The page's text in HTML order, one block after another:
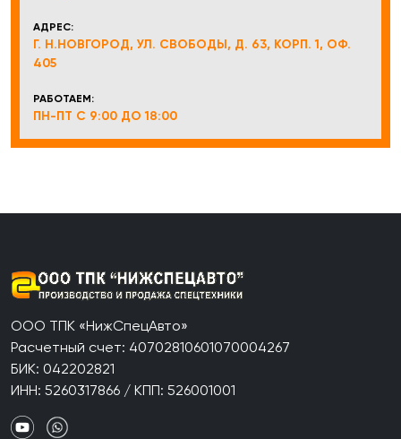
АДРЕС:
Г. Н.НОВГОРОД, УЛ. СВОБОДЫ, Д. 63, КОРП. 1, ОФ.
405
РАБОТАЕМ:
ПН-ПТ С 9:00 ДО 18:00
ООО ТПК «НижСпецАвто»
Расчетный счет: 40702810601070004267
БИК: 042202821
ИНН: 5260317866 / КПП: 526001001